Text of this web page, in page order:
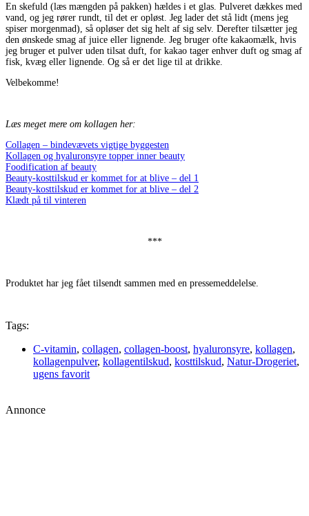
En skefuld (læs mængden på pakken) hældes i et glas. Pulveret dækkes med
vand, og jeg rører rundt, til det er opløst. Jeg lader det stå lidt (mens jeg
spiser morgenmad), så opløser det sig helt af sig selv. Derefter tilsætter jeg
den ønskede smag af juice eller lignende. Jeg bruger ofte kakaomælk, hvis
jeg bruger et pulver uden tilsat duft, for kakao tager enhver duft og smag af
fisk, kvæg eller lignende. Og så er det lige til at drikke.
Velbekomme!
Læs meget mere om kollagen her:
Collagen – bindevævets vigtige byggesten
Kollagen og hyaluronsyre topper inner beauty
Foodification af beauty
Beauty-kosttilskud er kommet for at blive – del 1
Beauty-kosttilskud er kommet for at blive – del 2
Klædt på til vinteren
***
Produktet har jeg fået tilsendt sammen med en pressemeddelelse.
Tags:
C-vitamin, collagen, collagen-boost, hyaluronsyre, kollagen,
kollagenpulver, kollagentilskud, kosttilskud, Natur-Drogeriet,
ugens favorit
Annonce